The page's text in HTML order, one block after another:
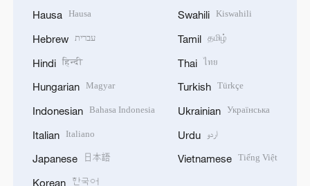
Hausa Hausa
Hebrew עברית
Hindi हिन्दी
Hungarian Magyar
Indonesian Bahasa Indonesia
Italian Italiano
Japanese 日本語
Korean 한국어
Swahili Kiswahili
Tamil தமிழ்
Thai ไทย
Turkish Türkçe
Ukrainian Українська
Urdu اردو
Vietnamese Tiếng Việt